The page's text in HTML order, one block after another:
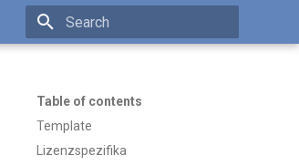
Table of contents
Template
Lizenzspezifika